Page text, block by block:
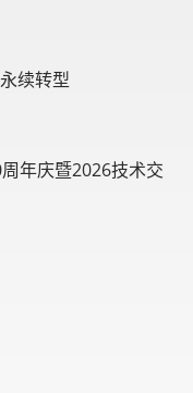
续转型
年庆暨2026技术交